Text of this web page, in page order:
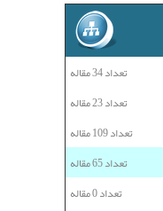
تعداد 34 مقاله
تعداد 23 مقاله
تعداد 109 مقاله
تعداد 65 مقاله
تعداد 0 مقاله